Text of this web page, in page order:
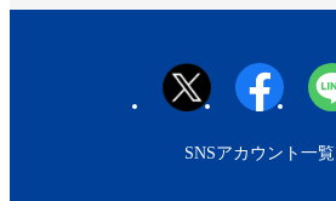
SNSアカウント一覧